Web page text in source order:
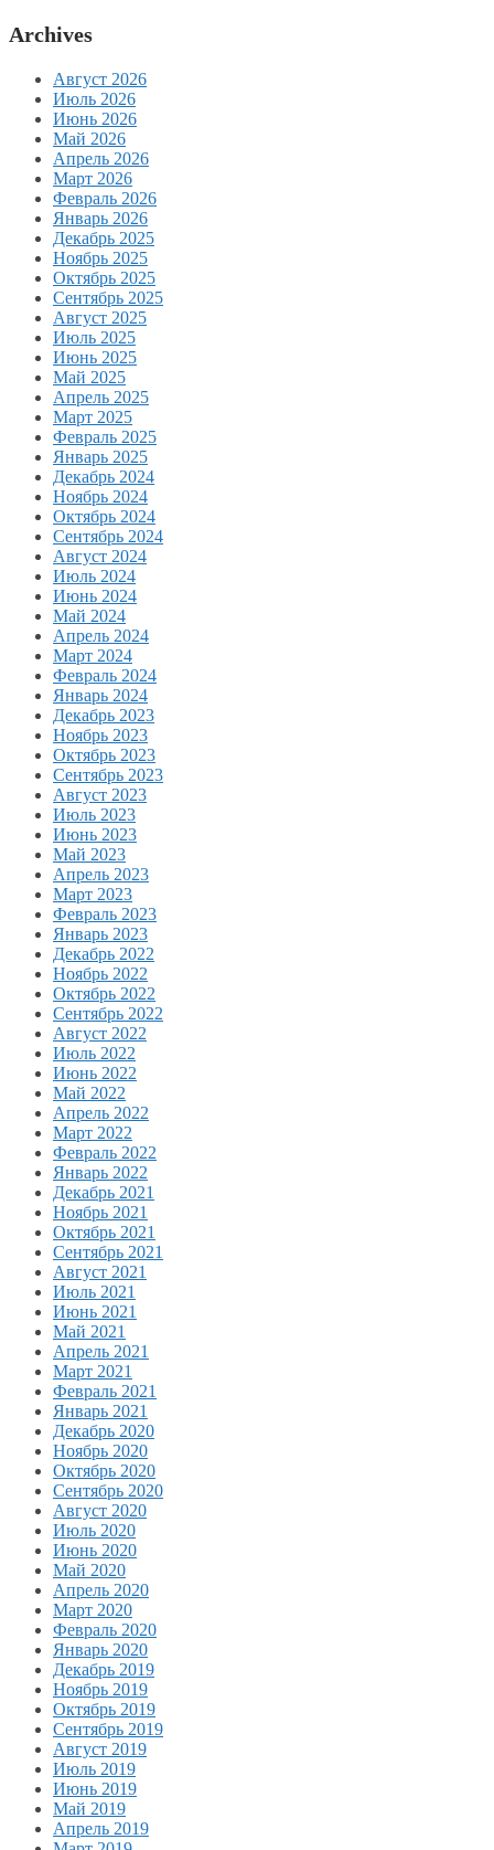
Archives
Август 2026
Июль 2026
Июнь 2026
Май 2026
Апрель 2026
Март 2026
Февраль 2026
Январь 2026
Декабрь 2025
Ноябрь 2025
Октябрь 2025
Сентябрь 2025
Август 2025
Июль 2025
Июнь 2025
Май 2025
Апрель 2025
Март 2025
Февраль 2025
Январь 2025
Декабрь 2024
Ноябрь 2024
Октябрь 2024
Сентябрь 2024
Август 2024
Июль 2024
Июнь 2024
Май 2024
Апрель 2024
Март 2024
Февраль 2024
Январь 2024
Декабрь 2023
Ноябрь 2023
Октябрь 2023
Сентябрь 2023
Август 2023
Июль 2023
Июнь 2023
Май 2023
Апрель 2023
Март 2023
Февраль 2023
Январь 2023
Декабрь 2022
Ноябрь 2022
Октябрь 2022
Сентябрь 2022
Август 2022
Июль 2022
Июнь 2022
Май 2022
Апрель 2022
Март 2022
Февраль 2022
Январь 2022
Декабрь 2021
Ноябрь 2021
Октябрь 2021
Сентябрь 2021
Август 2021
Июль 2021
Июнь 2021
Май 2021
Апрель 2021
Март 2021
Февраль 2021
Январь 2021
Декабрь 2020
Ноябрь 2020
Октябрь 2020
Сентябрь 2020
Август 2020
Июль 2020
Июнь 2020
Май 2020
Апрель 2020
Март 2020
Февраль 2020
Январь 2020
Декабрь 2019
Ноябрь 2019
Октябрь 2019
Сентябрь 2019
Август 2019
Июль 2019
Июнь 2019
Май 2019
Апрель 2019